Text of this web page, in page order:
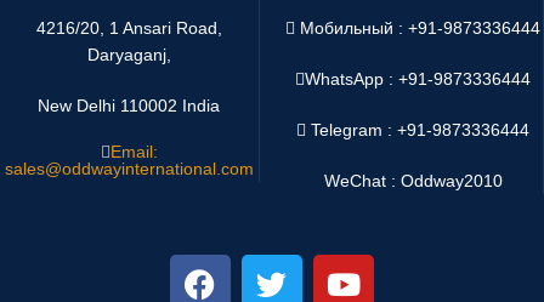
4216/20, 1 Ansari Road,
Daryaganj,
New Delhi 110002 India
Email:
sales@oddwayinternational.com
Мобильный : +91-9873336444
WhatsApp :+91-9873336444
Telegram : +91-9873336444
WeChat : Oddway2010